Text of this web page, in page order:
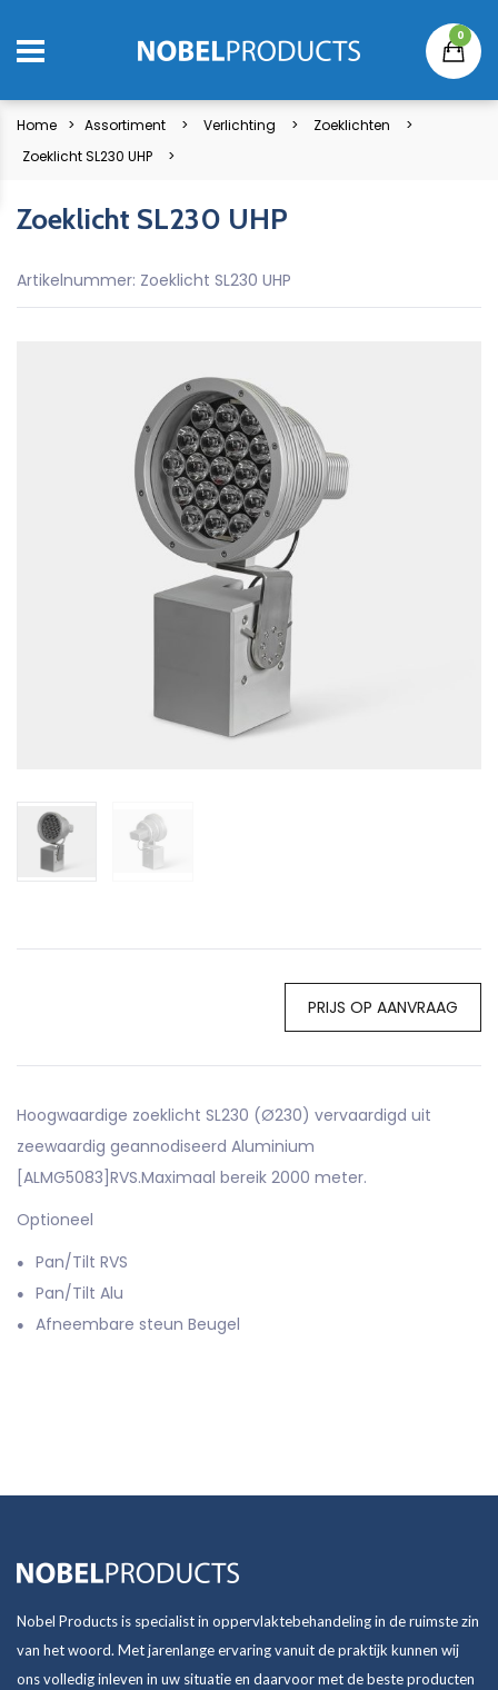
0
Home Assortiment Verlichting
Zoeklichten
Zoeklicht SL230 UHP
Zoeklicht SL230 UHP
Artikelnummer: Zoeklicht SL230 UHP
PRIJS OP AANVRAAG
Hoogwaardige zoeklicht SL230 (Ø230) vervaardigd uit
zeewaardig geannodiseerd Aluminium
[ALMG5083]RVS.Maximaal bereik 2000 meter.
Optioneel
Pan/Tilt RVS
Pan/Tilt Alu
Afneembare steun Beugel
Nobel Products is specialist in oppervlaktebehandeling in de ruimste zin
van het woord. Met jarenlange ervaring vanuit de praktijk kunnen wij
ons volledig inleven in uw situatie en daarvoor met de beste producten